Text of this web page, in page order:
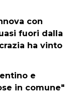
con
fuori dalla
ha vinto
e
in comune"